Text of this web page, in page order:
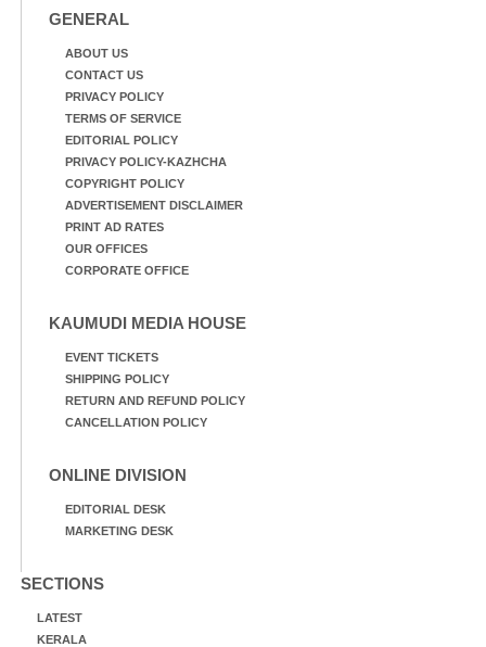
GENERAL
ABOUT US
CONTACT US
PRIVACY POLICY
TERMS OF SERVICE
EDITORIAL POLICY
PRIVACY POLICY-KAZHCHA
COPYRIGHT POLICY
ADVERTISEMENT DISCLAIMER
PRINT AD RATES
OUR OFFICES
CORPORATE OFFICE
KAUMUDI MEDIA HOUSE
EVENT TICKETS
SHIPPING POLICY
RETURN AND REFUND POLICY
CANCELLATION POLICY
ONLINE DIVISION
EDITORIAL DESK
MARKETING DESK
SECTIONS
LATEST
KERALA